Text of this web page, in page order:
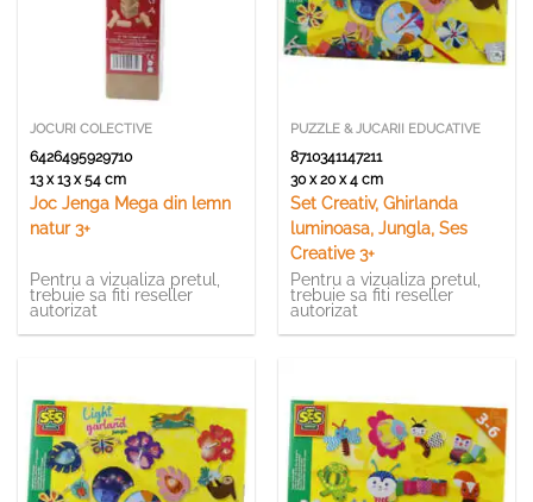
JOCURI COLECTIVE
6426495929710
13 x 13 x 54 cm
Joc Jenga Mega din lemn
natur 3+
Pentru a vizualiza pretul,
trebuie sa fiti reseller
autorizat
PUZZLE & JUCARII EDUCATIVE
8710341147211
30 x 20 x 4 cm
Set Creativ, Ghirlanda
luminoasa, Jungla, Ses
Creative 3+
Pentru a vizualiza pretul,
trebuie sa fiti reseller
autorizat